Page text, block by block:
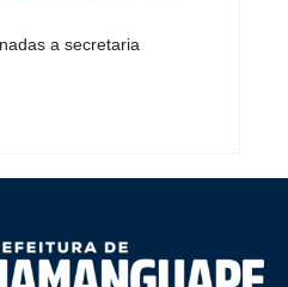
a secretaria